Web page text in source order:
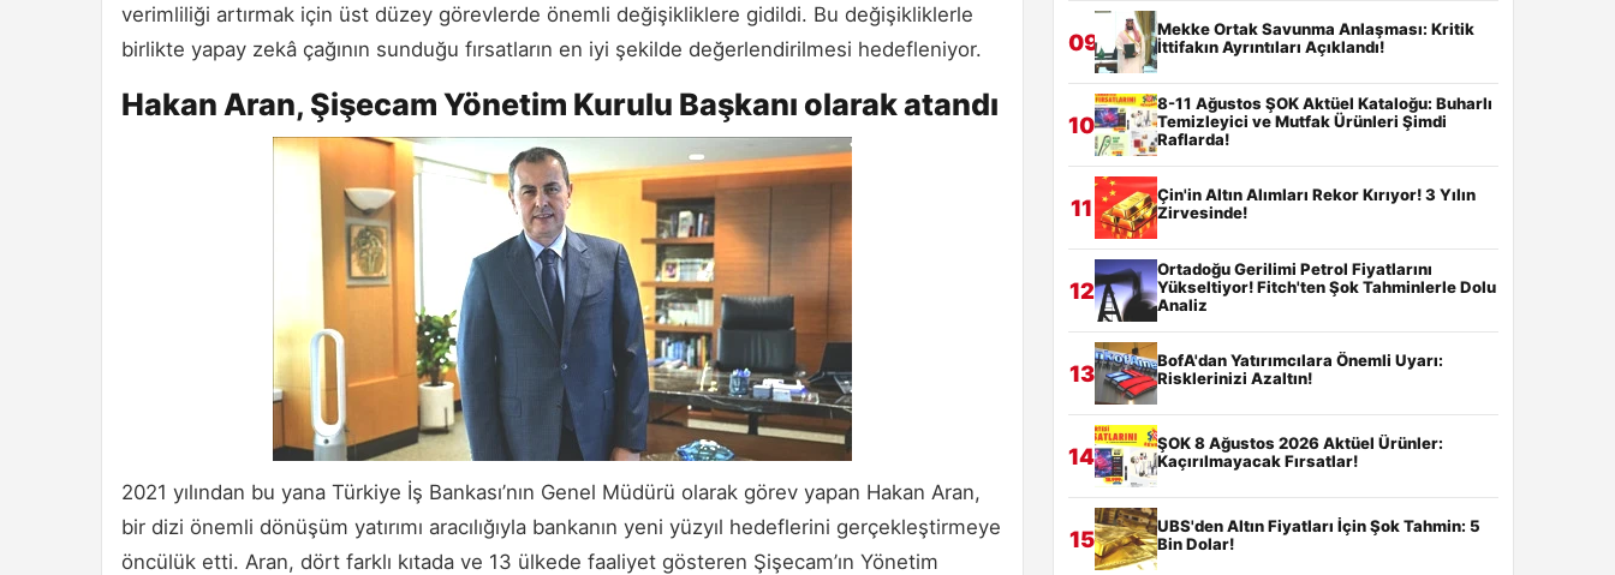
verimliliği artırmak için üst düzey görevlerde önemli değişikliklere gidildi. Bu değişikliklerle
birlikte yapay zekâ çağının sunduğu fırsatların en iyi şekilde değerlendirilmesi hedefleniyor.
Hakan Aran, Şişecam Yönetim Kurulu Başkanı olarak atandı
2021 yılından bu yana Türkiye İş Bankası’nın Genel Müdürü olarak görev yapan Hakan Aran,
bir dizi önemli dönüşüm yatırımı aracılığıyla bankanın yeni yüzyıl hedeflerini gerçekleştirmeye
öncülük etti. Aran, dört farklı kıtada ve 13 ülkede faaliyet gösteren Şişecam’ın Yönetim
09
Mekke Ortak Savunma Anlaşması: Kritik
İttifakın Ayrıntıları Açıklandı!
10
8-11 Ağustos ŞOK Aktüel Kataloğu: Buharlı
Temizleyici ve Mutfak Ürünleri Şimdi
Raflarda!
11
Çin'in Altın Alımları Rekor Kırıyor! 3 Yılın
Zirvesinde!
12
Ortadoğu Gerilimi Petrol Fiyatlarını
Yükseltiyor! Fitch'ten Şok Tahminlerle Dolu
Analiz
13
BofA'dan Yatırımcılara Önemli Uyarı:
Risklerinizi Azaltın!
14
ŞOK 8 Ağustos 2026 Aktüel Ürünler:
Kaçırılmayacak Fırsatlar!
15
UBS'den Altın Fiyatları İçin Şok Tahmin: 5
Bin Dolar!